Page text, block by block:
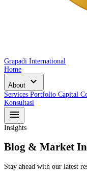
Grapadi International
Home
About expand_more
Services Portfolio Capital
Konsultasi
menu
Insights
Blog & Market
Stay ahead with our latest